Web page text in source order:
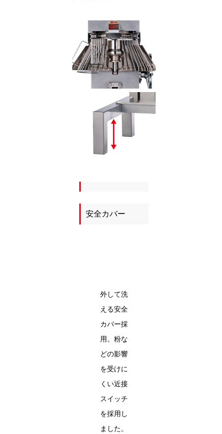
安全カバー
外して洗
える安全
カバー採
用。粉な
どの影響
を受けに
くい近接
スイッチ
を採用し
ました。